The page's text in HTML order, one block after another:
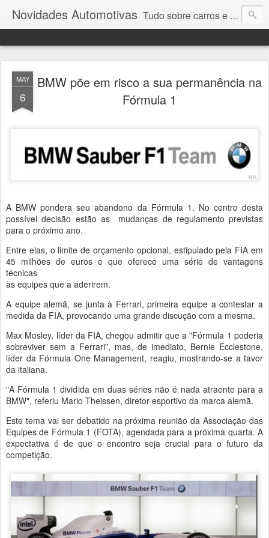
Novidades Automotivas Tudo sobre carros e motores
MAY
6
BMW põe em risco a sua permanência na
Fórmula 1
A BMW pondera seu abandono da Fórmula 1. No centro desta
possível decisão estão as mudanças de regulamento previstas
para o próximo ano.
Entre elas, o limite de orçamento opcional, estipulado pela FIA em
45 milhões de euros e que oferece uma série de vantagens
técnicas
às equipes que a aderirem.
A equipe alemã, se junta à Ferrari, primeira equipe a contestar a
medida da FIA, provocando uma grande discução com a mesma.
Max Mosley, líder da FIA, chegou admitir que a "Fórmula 1 poderia
sobreviver sem a Ferrari", mas, de imediato, Bernie Ecclestone,
líder da Fórmula One Management, reagiu, mostrando-se a favor
da italiana.
"A Fórmula 1 dividida em duas séries não é nada atraente para a
BMW", referiu Mario Theissen, diretor-esportivo da marca alemã.
Este tema vai ser debatido na próxima reunião da Associação das
Equipes de Fórmula 1 (FOTA), agendada para a próxima quarta. A
expectativa é de que o encontro seja crucial para o futuro da
competição.